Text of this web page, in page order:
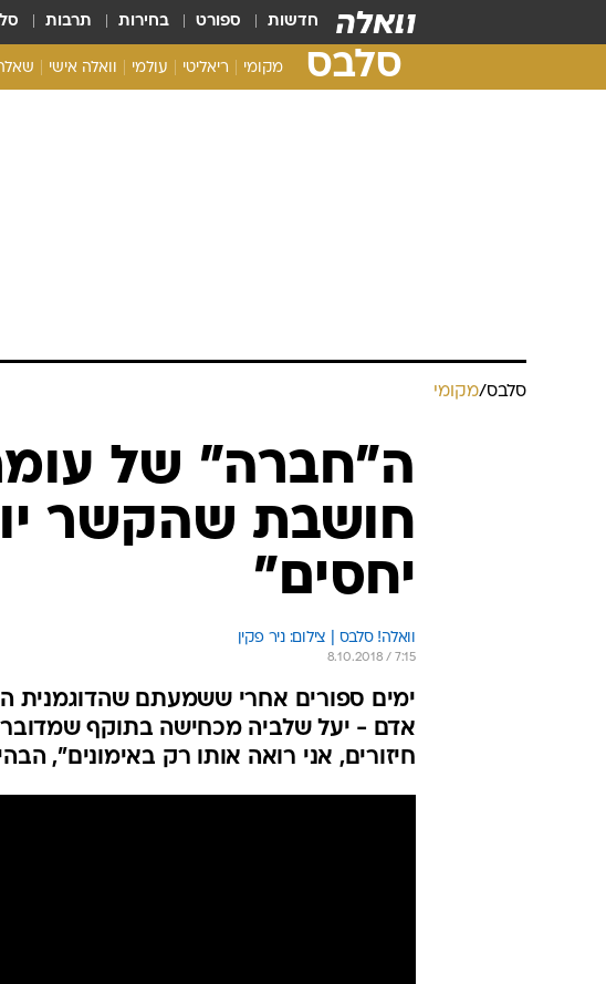
חדשות ספורט בחירות תרבות
סלבס מקומי ריאליטי עולמי וואלה אישי
סלבס/מקומי
ה"חברה" של
חושבת שהקשר
יחסים"
וואלה! סלבס | צילום: ניר פקין
8.10.2018 / 7:15
אדם - יעל שלביה מכחישה בתוקף שמדובר
חיזורים, אני רואה אותו רק באימונים",